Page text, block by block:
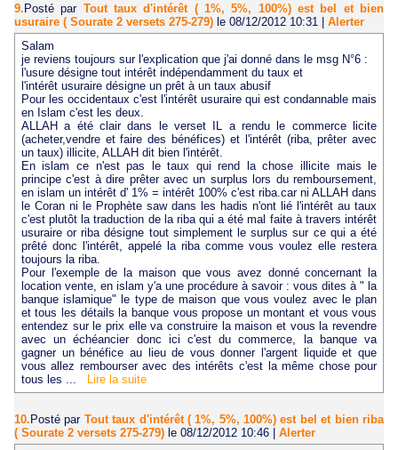
9.Posté par Tout taux d'intérêt ( 1%, 5%, 100%) est bel et bien
usuraire ( Sourate 2 versets 275-279) le 08/12/2012 10:31 | Alerter
Salam
je reviens toujours sur l'explication que j'ai donné dans le msg N°6 :
l'usure désigne tout intérêt indépendamment du taux et
l'intérêt usuraire désigne un prêt à un taux abusif
Pour les occidentaux c'est l'intérêt usuraire qui est condannable mais
en Islam c'est les deux.
ALLAH a été clair dans le verset IL a rendu le commerce licite
(acheter,vendre et faire des bénéfices) et l'intérêt (riba, prêter avec
un taux) illicite, ALLAH dit bien l'intérêt.
En islam ce n'est pas le taux qui rend la chose illicite mais le
principe c'est à dire prêter avec un surplus lors du remboursement,
en islam un intérêt d' 1% = intérêt 100% c'est riba.car ni ALLAH dans
le Coran ni le Prophète saw dans les hadis n'ont lié l'intérêt au taux
c'est plutôt la traduction de la riba qui a été mal faite à travers intérêt
usuraire or riba désigne tout simplement le surplus sur ce qui a été
prêté donc l'intérêt, appelé la riba comme vous voulez elle restera
toujours la riba.
Pour l'exemple de la maison que vous avez donné concernant la
location vente, en islam y'a une procédure à savoir : vous dites à " la
banque islamique" le type de maison que vous voulez avec le plan
et tous les détails la banque vous propose un montant et vous vous
entendez sur le prix elle va construire la maison et vous la revendre
avec un échéancier donc ici c'est du commerce, la banque va
gagner un bénéfice au lieu de vous donner l'argent liquide et que
vous allez rembourser avec des intérêts c'est la même chose pour
tous les ...
Lire la suite
10. Posté par Tout taux d'intérêt ( 1%, 5%, 100%) est bel et bien riba
( Sourate 2 versets 275-279) le 08/12/2012 10:46
Alerter